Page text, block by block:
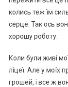
колись теж їм
серце. Так ось
хорошу роботу.
Коли були живі
ліцеї. Але у моїх
грошей, і все ж